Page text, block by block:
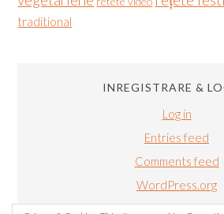
traditional
INREGISTRARE &
Log in
Entries feed
Comments feed
WordPress.org